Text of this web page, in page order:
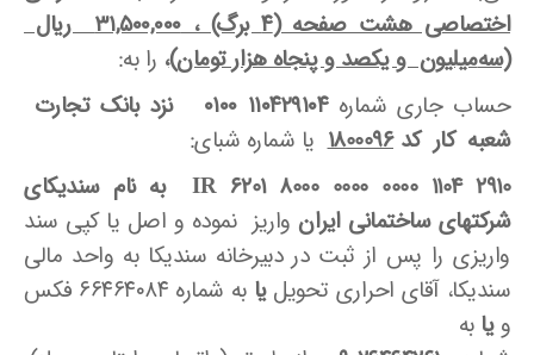
اختصاصی هشت صفحه (۴ برگ) ، ۳۱,۵۰۰,۰۰۰ ریال
(سهمیلیون و یکصد و پنجاه هزار تومان)، را به:
حساب جاری شماره
۱۱۰۴۲۹۱۰۴ ۰۱۰۰ نزد بانک تجارت
شعبه کار کد1800096 یا شماره شبای:
IR 6201 8000 0000 0000 1104 2910
به نام سندیکای
شرکتهای ساختمانی ایران واریز نموده و اصل یا کپی سند
واریزی را پس از ثبت در دبیرخانه سندیکا به واحد مالی
سندیکا، آقای احراری تحویلیا
به شماره ۶۶۴۶۴۰۸۴ فکس
و یا به